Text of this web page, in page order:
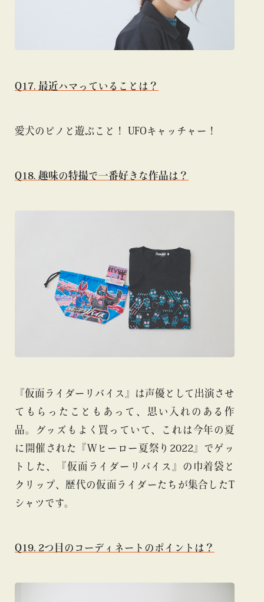
Q17. 最近ハマっていることは？
愛犬のピノと遊ぶこと！ UFOキャッチャー！
Q18. 趣味の特撮で一番好きな作品は？
『仮面ライダーリバイス』は声優として出演させ
てもらったこともあって、思い入れのある作
品。グッズもよく買っていて、これは今年の夏
に開催された『Wヒーロー夏祭り2022』でゲッ
トした、『仮面ライダーリバイス』の巾着袋と
クリップ、歴代の仮面ライダーたちが集合したT
シャツです。
Q19. 2つ目のコーディネートのポイントは？